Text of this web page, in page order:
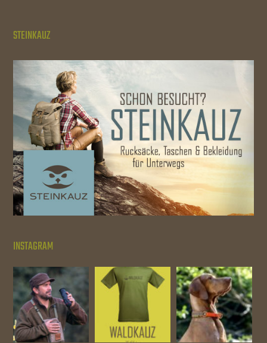
STEINKAUZ
INSTAGRAM